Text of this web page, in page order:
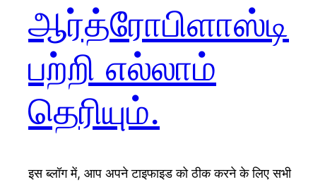
ஆர்த்ரோபிளாஸ்டி
பற்றி எல்லாம்
தெரியும்.
इस ब्लॉग में, आप अपने टाइफाइड को ठीक करने के लिए सभी